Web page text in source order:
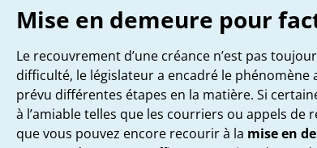
Mise en demeure pour
Le recouvrement d’une créance n’est pas
difficulté, le législateur a encadré le phénomène
prévu différentes étapes en la matière. Si
à l’amiable telles que les courriers ou appels de
que vous pouvez encore recourir à la mise en